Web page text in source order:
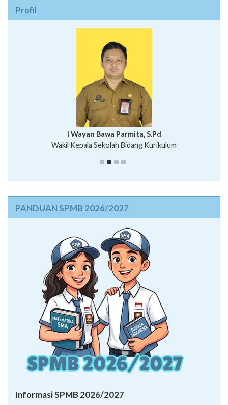
Profil
Putu Suhartana, S.Pd.
I Wayan Bawa Parmita, S.Pd
Wakil Kepala Sekolah Bidang Kurikulum
I Wayan Gede Aditya Pratita, S.Pd., M.Sn
Wakil Kepala Sekolah Bidang Kesiswaan
Ni Wayan Nopi Sutantri, S.Pd.
PANDUAN SPMB 2026/2027
Informasi SPMB 2026/2027